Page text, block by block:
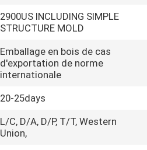
2900US INCLUDING SIMPLE
STRUCTURE MOLD
Emballage en bois de cas
d'exportation de norme
internationale
20-25days
L/C, D/A, D/P, T/T, Western
Union,